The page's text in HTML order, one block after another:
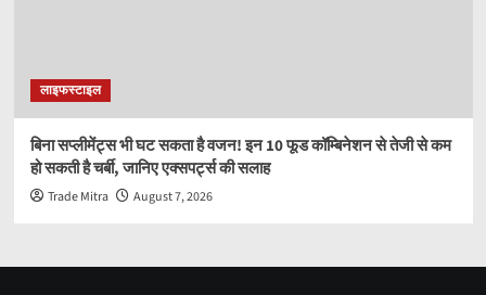
लाइफस्टाइल
बिना सप्लीमेंट्स भी घट सकता है वजन! इन 10 फूड कॉम्बिनेशन से तेजी से कम
हो सकती है चर्बी, जानिए एक्सपर्ट्स की सलाह
Trade Mitra August 7, 2026